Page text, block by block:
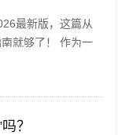
最新版，这篇从
就够了！ 作为一
“上岸”拿到户口的
？